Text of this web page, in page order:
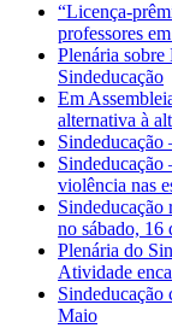
“Licença-
professores
Plenária
Sindeducação
Em
alternativa à
Sindeducação
Sindeducação
violência nas
Sindeducação
no sábado, 16
Plenária do
Atividade
Maio